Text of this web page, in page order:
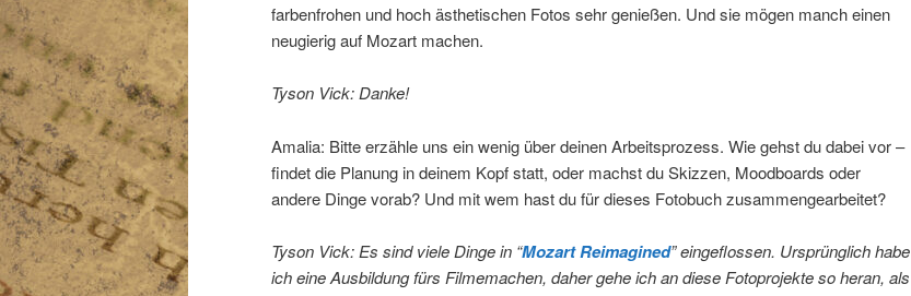
farbenfrohen und hoch ästhetischen Fotos sehr genießen. Und sie mögen manch einen
neugierig auf Mozart machen.
Tyson Vick: Danke!
Amalia: Bitte erzähle uns ein wenig über deinen Arbeitsprozess. Wie gehst du dabei vor –
findet die Planung in deinem Kopf statt, oder machst du Skizzen, Moodboards oder
andere Dinge vorab? Und mit wem hast du für dieses Fotobuch zusammengearbeitet?
Tyson Vick: Es sind viele Dinge in “Mozart Reimagined” eingeflossen. Ursprünglich habe
ich eine Ausbildung fürs Filmemachen, daher gehe ich an diese Fotoprojekte so heran, als